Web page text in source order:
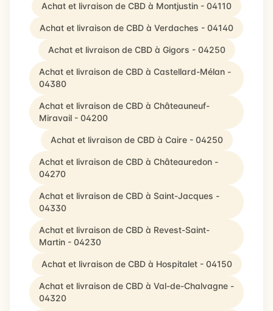
Achat et livraison de CBD à Montjustin - 04110
Achat et livraison de CBD à Verdaches - 04140
Achat et livraison de CBD à Gigors - 04250
Achat et livraison de CBD à Castellard-Mélan -
04380
Achat et livraison de CBD à Châteauneuf-
Miravail - 04200
Achat et livraison de CBD à Caire - 04250
Achat et livraison de CBD à Châteauredon -
04270
Achat et livraison de CBD à Saint-Jacques -
04330
Achat et livraison de CBD à Revest-Saint-
Martin - 04230
Achat et livraison de CBD à Hospitalet - 04150
Achat et livraison de CBD à Val-de-Chalvagne -
04320